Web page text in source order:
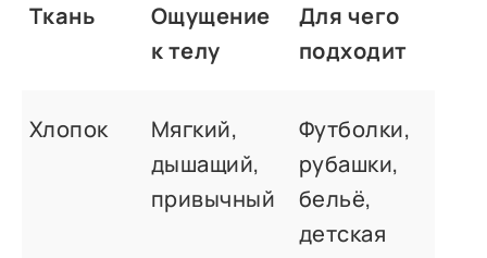
Ткань
Ощущение
к телу
Для чего
подходит
Хлопок
Мягкий,
дышащий,
привычный
Футболки,
рубашки,
бельё,
детская